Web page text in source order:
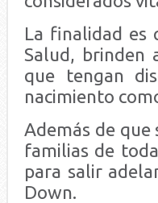
La finalidad es
Salud, brinden
que tengan
nacimiento
Además de
familias de
para salir
Down.